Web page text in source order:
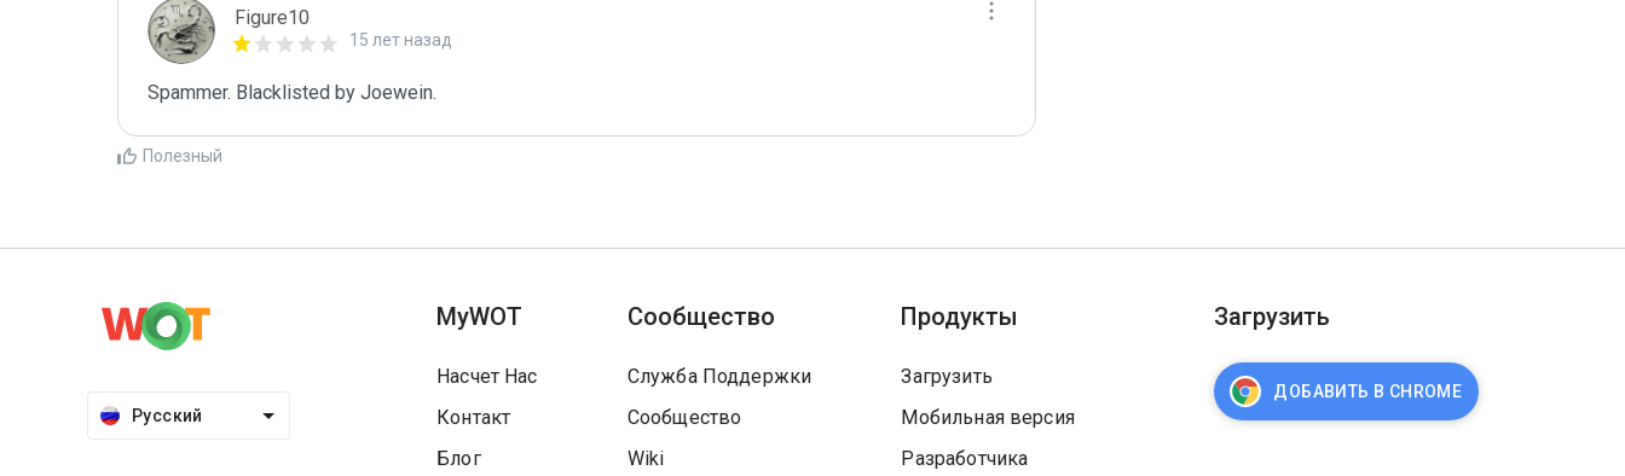
Figure10
15 лет назад
Spammer. Blacklisted by Joewein.
Полезный
Русский
MyWOT
Насчет Нас
Контакт
Блог
Сообщество
Служба Поддержки
Сообщество
Wiki
Продукты
Загрузить
Мобильная версия
Разработчика
Загрузить
ДОБАВИТЬ В CHROME